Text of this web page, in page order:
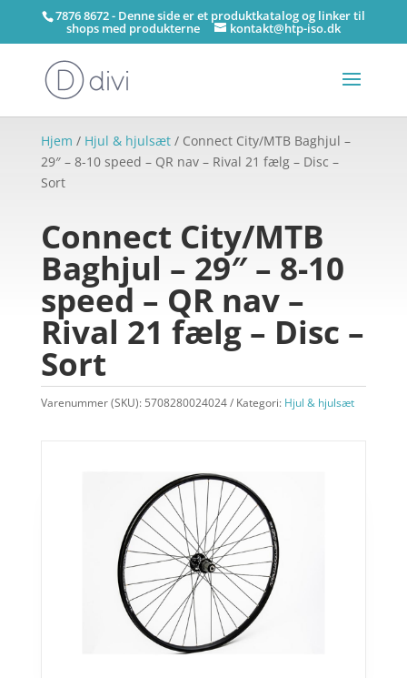
7876 8672 - Denne side er et produktkatalog og linker til
shops med produkterne kontakt@htp-iso.dk
Hjem / Hjul & hjulsæt/ Connect City/MTB Baghjul –
29″ – 8-10 speed – QR nav – Rival 21 fælg – Disc –
Sort
Connect City/MTB
Baghjul – 29″ – 8-10
speed – QR nav –
Rival 21 fælg – Disc –
Sort
Varenummer (SKU): 5708280024024 Kategori: Hjul & hjulsæt